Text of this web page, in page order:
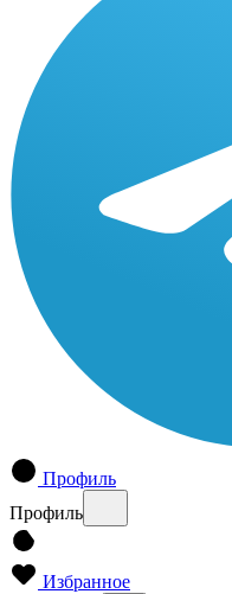
Профиль
Профиль
Избранное